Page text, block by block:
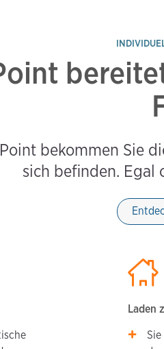
bekommen Sie
sich befinden. Egal
Laden